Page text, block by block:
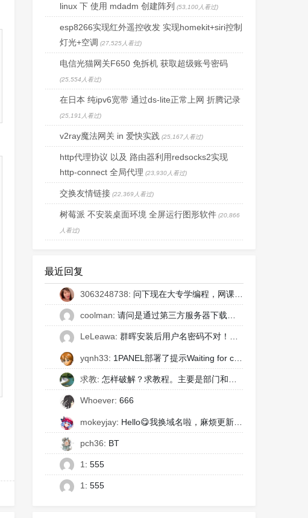
linux 下 使用 mdadm 创建阵列 (53,100人看过)
esp8266实现红外遥控收发 实现homekit+siri控制
灯光+空调 (27,525人看过)
电信光猫网关F650 免拆机 获取超级账号密码
(25,554人看过)
在日本 纯ipv6宽带 通过ds-lite正常上网 折腾记录
(25,191人看过)
v2ray魔法网关 in 爱快实践 (25,167人看过)
http代理协议 以及 路由器利用redsocks2实现
http-connect 全局代理 (23,930人看过)
交换友情链接 (22,369人看过)
树莓派 不安装桌面环境 全屏运行图形软件 (20,866
人看过)
最近回复
3063248738: 问下现在大专学编程，网课看不懂，也没同学问，老师也不敢问，有什么办法，线下或者网上有没有几千块包教包会的班推荐下。
coolman: 请问是通过第三方服务器下载插件吗？通过官方服务器没有它可以验证的versionHash根本不能下载付费插件的
LeLeawa: 群晖安装后用户名密码不对！！！如何解决？
yqnh33: 1PANEL部署了提示Waiting for connection to the localhost host on port 5672有偿协助部署675162@qq.com
求教: 怎样破解？求教程。主要是部门和人员限制，onlyoffice插件的安装。谢谢！！！！
Whoever: 666
mokeyjay: Hello😋我换域名啦，麻烦更新一下友链吧~名称：Mokeyjay's Blog - 超能小紫域名：https://mok.moe/
pch36: BT
1 : 555
1: 555